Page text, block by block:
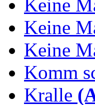
Keine
Keine
Keine
Komm
Kralle